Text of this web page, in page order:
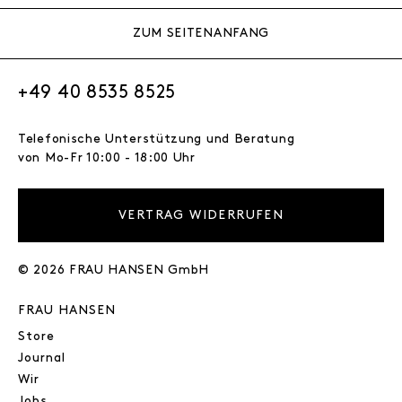
ZUM SEITENANFANG
+49 40 8535 8525
Telefonische Unterstützung und Beratung
von Mo-Fr 10:00 - 18:00 Uhr
VERTRAG WIDERRUFEN
© 2026 FRAU HANSEN GmbH
FRAU HANSEN
Store
Journal
Wir